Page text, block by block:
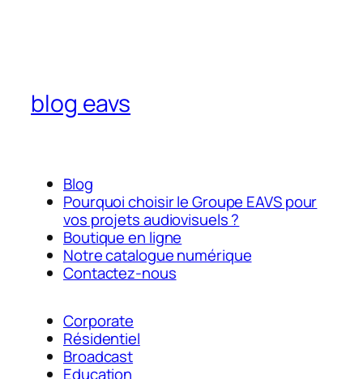
blog eavs
Blog
Pourquoi choisir le Groupe EAVS pour
vos projets audiovisuels ?
Boutique en ligne
Notre catalogue numérique
Contactez-nous
Corporate
Résidentiel
Broadcast
Education